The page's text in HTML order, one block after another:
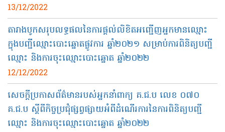
13/12/2022
តារាងបូកសរុបលទ្ធផលនៃការផ្តល់លិខិតអញ្ជើញអ្នកមានឈ្មោះ
ក្នុងបញ្ជីឈ្មោះបោះឆ្នោតផ្លូវការ ឆ្នាំ២០២១ សម្រាប់ការពិនិត្យបញ្ជី
ឈ្មោះ និងការចុះឈ្មោះបោះឆ្នោត ឆ្នាំ២០២២
12/12/2022
សេចក្តីប្រកាសព័ត៌មានរបស់អ្នកនាំពាក្យ គ.ជ.ប លេខ ០៧០
គ.ជ.ប ស្តីពីកិច្ចប្រជុំផ្សព្វផ្សាយអំពីដំណើរការនៃការពិនិត្យបញ្ជី
ឈ្មោះ និងការចុះឈ្មោះបោះឆ្នោត ឆ្នាំ២០២២